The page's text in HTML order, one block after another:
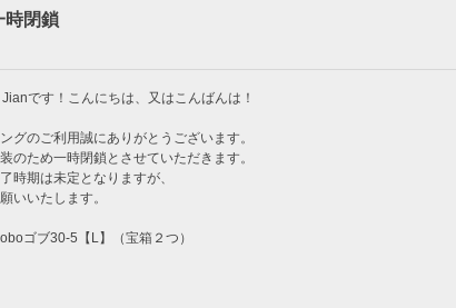
時閉鎖
です！こんにちは、又はこんばんは！
グのご利用誠にありがとうございます。
のため一時閉鎖とさせていただきます。
時期は未定となりますが、
いいたします。
ゴブ30-5【L】（宝箱２つ）